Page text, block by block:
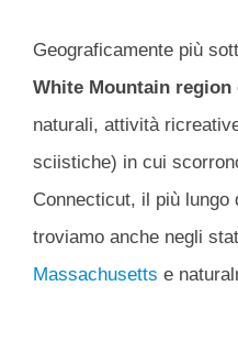
Geograficamente più
White Mountain region
naturali, attività
sciistiche) in cui
Connecticut, il più lungo
troviamo anche negli
Massachusetts e